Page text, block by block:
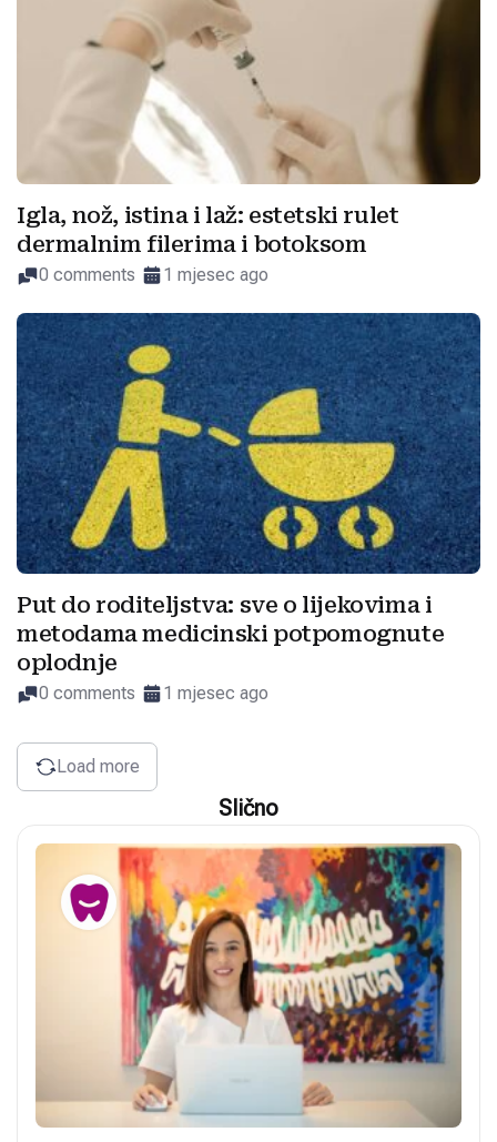
Igla, nož, istina i laž: estetski rulet
dermalnim filerima i botoksom
0 comments 1 mjesec ago
Put do roditeljstva: sve o lijekovima i
metodama medicinski potpomognute
oplodnje
0 comments 1 mjesec ago
Load more
Slično